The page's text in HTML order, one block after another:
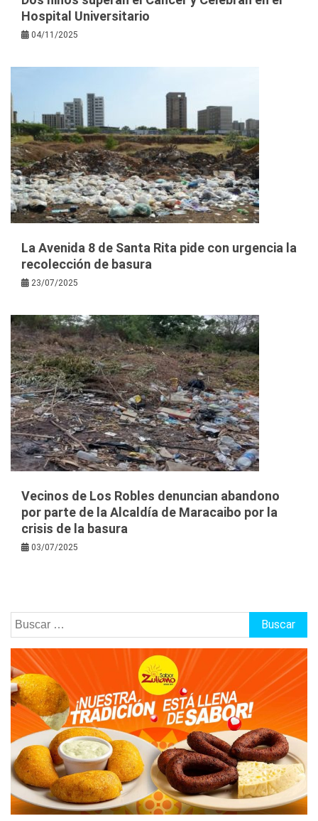
Hospital Universitario
04/11/2025
La Avenida 8 de Santa Rita pide con urgencia la
recolección de basura
23/07/2025
Vecinos de Los Robles denuncian abandono
por parte de la Alcaldía de Maracaibo por la
crisis de la basura
03/07/2025
Buscar: